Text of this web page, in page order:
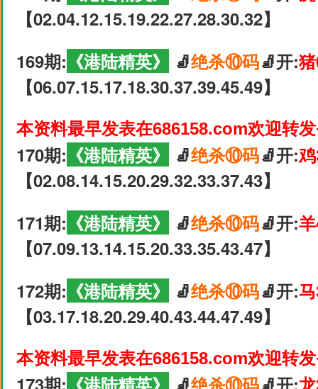
【02.04.12.15.19.22.27.28.30.32】
169期: 《港陆精英》 🧦绝杀⑩码🧦开:
【06.07.15.17.18.30.37.39.45.49】
本资料最早发表在686158.com欢迎转
170期: 《港陆精英》 🧦绝杀⑩码🧦开:
【02.08.14.15.20.29.32.33.37.43】
171期: 《港陆精英》 🧦绝杀⑩码🧦开:
【07.09.13.14.15.20.33.35.43.47】
172期: 《港陆精英》 🧦绝杀⑩码🧦开:
【03.17.18.20.29.40.43.44.47.49】
本资料最早发表在686158.com欢迎转
173期: 《港陆精英》 🧦绝杀⑩码🧦开: